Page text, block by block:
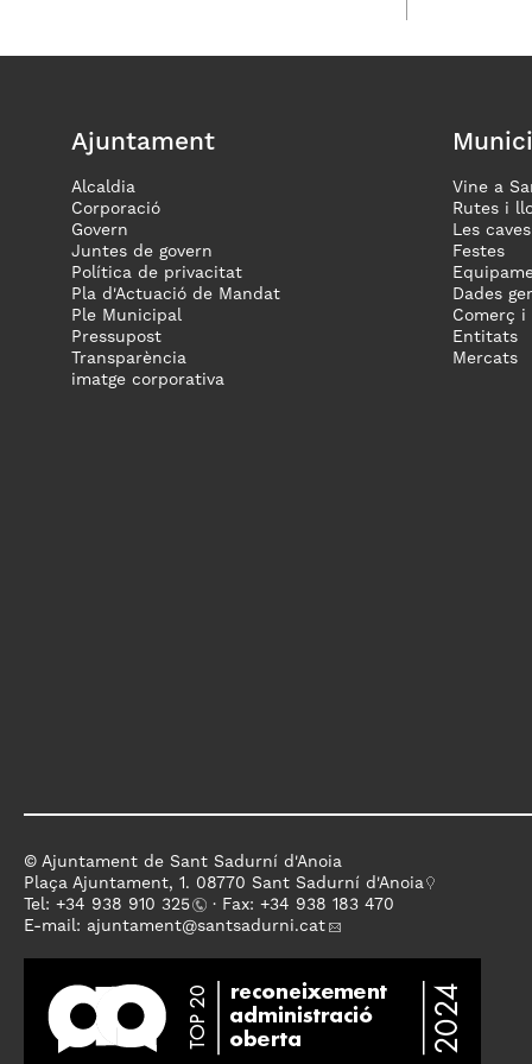
Ajuntament
Alcaldia
Corporació
Govern
Juntes de govern
Política de privacitat
Pla d'Actuació de Mandat
Ple Municipal
Pressupost
Transparència
imatge corporativa
Vine a
Rutes i
Les caves
Festes
Dades
Comerç i
Entitats
Mercats
© Ajuntament de Sant Sadurní d'Anoia
Plaça Ajuntament, 1. 08770 Sant Sadurní d'Anoia
Tel: +34 938 910 325
· Fax: +34 938 183 470
E-mail: ajuntament@santsadurni.cat